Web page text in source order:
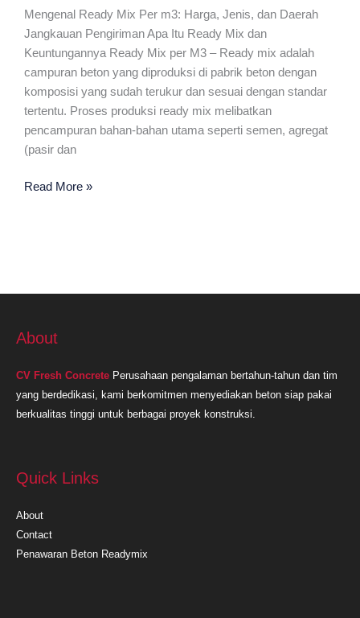
Mengenal Ready Mix Per m3: Harga, Jenis, dan Daerah
Jangkauan Pengiriman Apa Itu Ready Mix dan
Keuntungannya Ready Mix per M3 – Ready mix adalah
campuran beton yang diproduksi di pabrik beton dengan
komposisi yang sudah terukur dan sesuai dengan standar
tertentu. Proses produksi ready mix melibatkan
pencampuran bahan-bahan utama seperti semen, agregat
(pasir dan
Ready
Read More »
About
CV Fresh Concrete Perusahaan pengalaman bertahun-tahun dan tim
yang berdedikasi, kami berkomitmen menyediakan beton siap pakai
berkualitas tinggi untuk berbagai proyek konstruksi.
Quick Links
About
Contact
Penawaran Beton Readymix